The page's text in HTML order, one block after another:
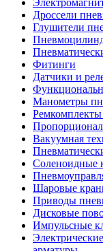
Дроссели
Глушители
Фитинги
Датчики и
Манометры
Ремкомплекты
Вакуумная
Соленоидные
Шаровые
Приводы
Дисковые
Импульсные